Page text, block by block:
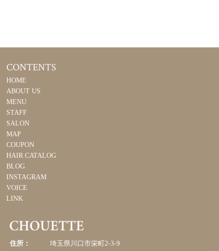
CONTENTS
HOME
ABOUT US
MENU
STAFF
SALON
MAP
COUPON
HAIR CATALOG
BLOG
INSTAGRAM
VOICE
LINK
住所： 埼玉県川口市栄町2-3-9